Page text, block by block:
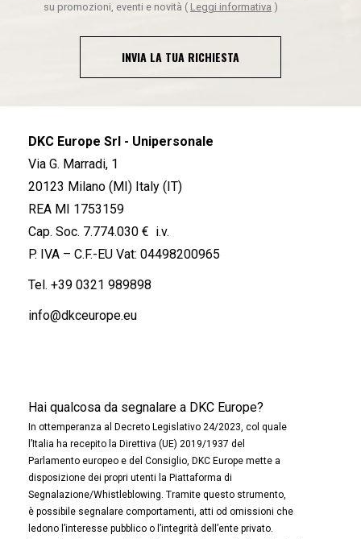
su promozioni, eventi e novità ( Leggi informativa )
INVIA LA TUA RICHIESTA
DKC Europe Srl - Unipersonale
Via G. Marradi, 1
20123 Milano (MI) Italy (IT)
REA MI 1753159
Cap. Soc. 7.774.030 € i.v.
P. IVA – C.F.-EU Vat: 04498200965
Tel. +39 0321 989898
info@dkceurope.eu
Hai qualcosa da segnalare a DKC Europe?
In ottemperanza al Decreto Legislativo 24/2023, col quale
l’Italia ha recepito la Direttiva (UE) 2019/1937 del
Parlamento europeo e del Consiglio, DKC Europe mette a
disposizione dei propri utenti la Piattaforma di
Segnalazione/Whistleblowing. Tramite questo strumento,
è possibile segnalare comportamenti, atti od omissioni che
ledono l’interesse pubblico o l’integrità dell’ente privato.